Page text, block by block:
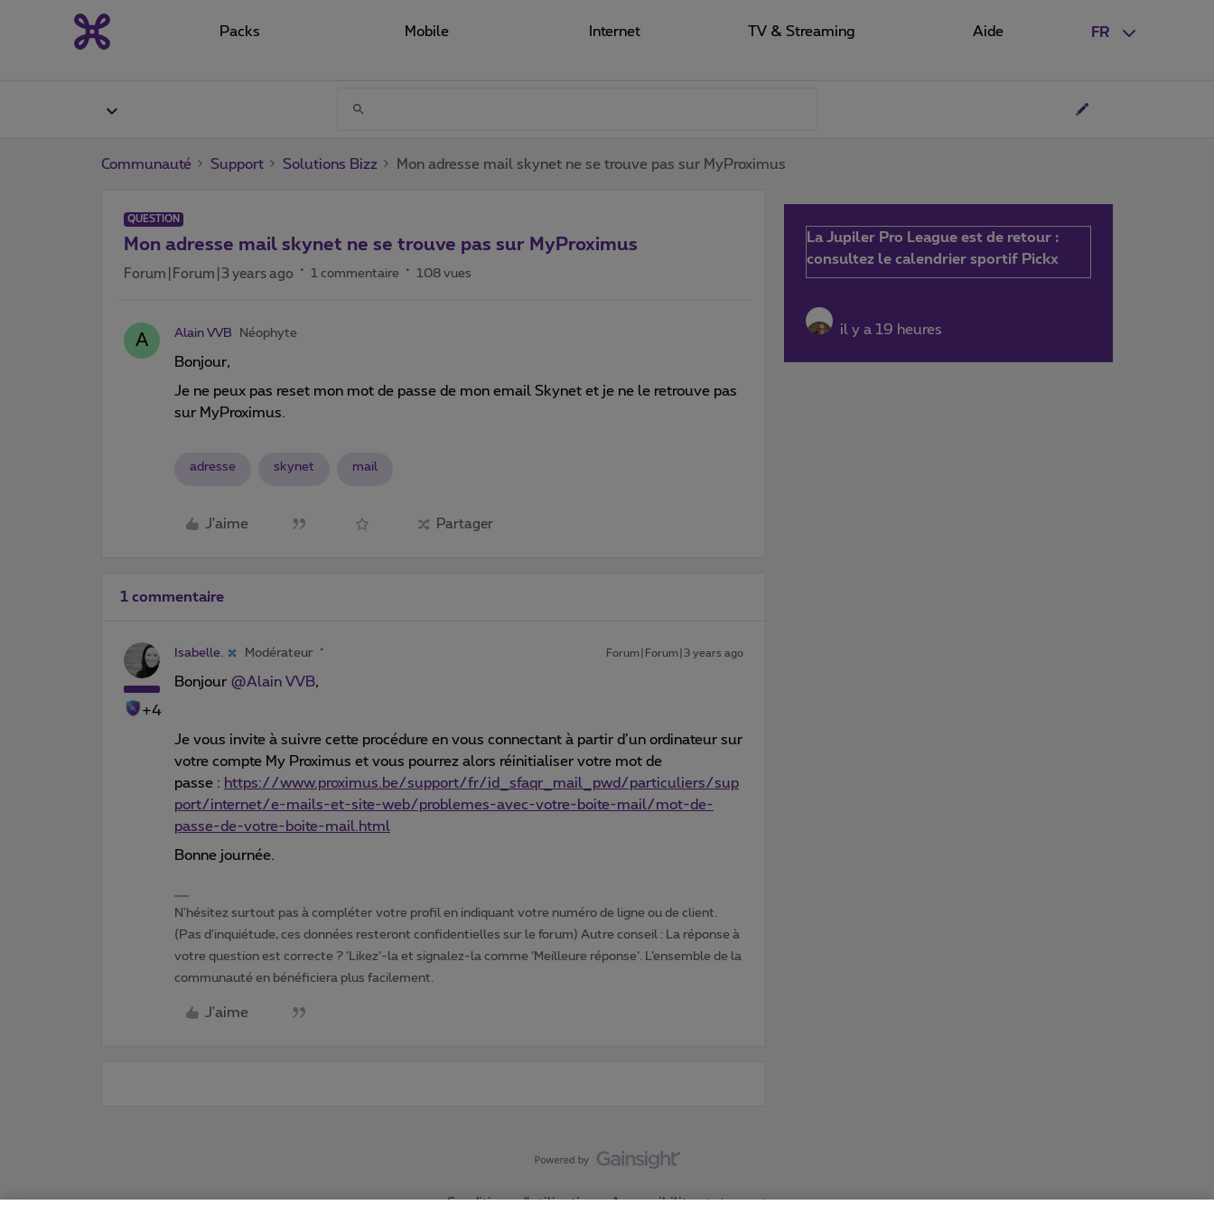
FR
Packs Mobile Internet TV & Streaming Aide
Communauté Support Solutions Bizz Mon adresse mail skynet ne se trouve pas sur MyProximus
QUESTION
Mon adresse mail skynet ne se trouve pas sur MyProximus
Forum|Forum|3 years ago 1 commentaire 108 vues
A Alain VVB Néophyte
Bonjour,
Je ne peux pas reset mon mot de passe de mon email Skynet et je ne le retrouve pas
sur MyProximus.
adresse skynet mail
J'aime Partager
1 commentaire
+4
Isabelle. Modérateur Forum|Forum|3 years ago
Bonjour @Alain VVB,
Je vous invite à suivre cette procédure en vous connectant à partir d’un ordinateur sur
votre compte My Proximus et vous pourrez alors réinitialiser votre mot de
passe : https://www.proximus.be/support/fr/id_sfaqr_mail_pwd/particuliers/sup
port/internet/e-mails-et-site-web/problemes-avec-votre-boite-mail/mot-de-
passe-de-votre-boite-mail.html
Bonne journée.
N'hésitez surtout pas à compléter votre profil en indiquant votre numéro de ligne ou de client.
(Pas d'inquiétude, ces données resteront confidentielles sur le forum) Autre conseil : La réponse à
votre question est correcte ? ‘Likez’-la et signalez-la comme ‘Meilleure réponse’. L’ensemble de la
communauté en bénéficiera plus facilement.
J'aime
La Jupiler Pro League est de retour :
consultez le calendrier sportif Pickx
il y a 19 heures
Conditions d'utilisation Accessibility statement